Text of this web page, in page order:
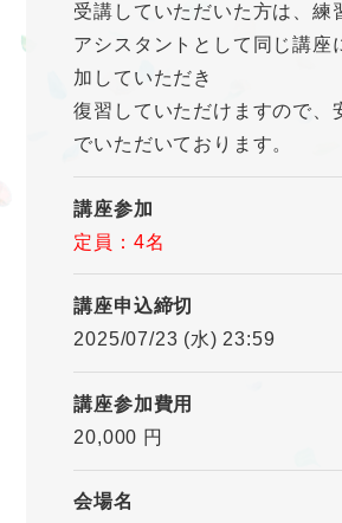
受講していただいた方は、練
アシスタントとして同じ講座
加していただき
復習していただけますので、
でいただいております。
講座参加
定員：4名
講座申込締切
2025/07/23 (水) 23:59
講座参加費用
20,000 円
会場名